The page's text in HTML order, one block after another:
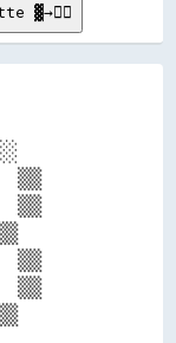
▓→✊🏽
░░░░
░░
░░░░
▒▒
▒▒
▒▒
▒▒
▒▒
░░▒▒